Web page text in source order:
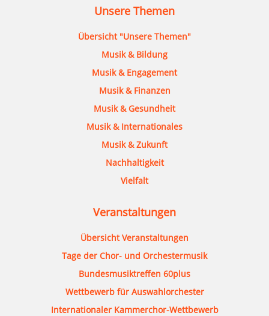
Unsere Themen
Übersicht "Unsere Themen"
Musik & Bildung
Musik & Engagement
Musik & Finanzen
Musik & Gesundheit
Musik & Internationales
Musik & Zukunft
Nachhaltigkeit
Vielfalt
Veranstaltungen
Übersicht Veranstaltungen
Tage der Chor- und Orchestermusik
Bundesmusiktreffen 60plus
Wettbewerb für Auswahlorchester
Internationaler Kammerchor-Wettbewerb